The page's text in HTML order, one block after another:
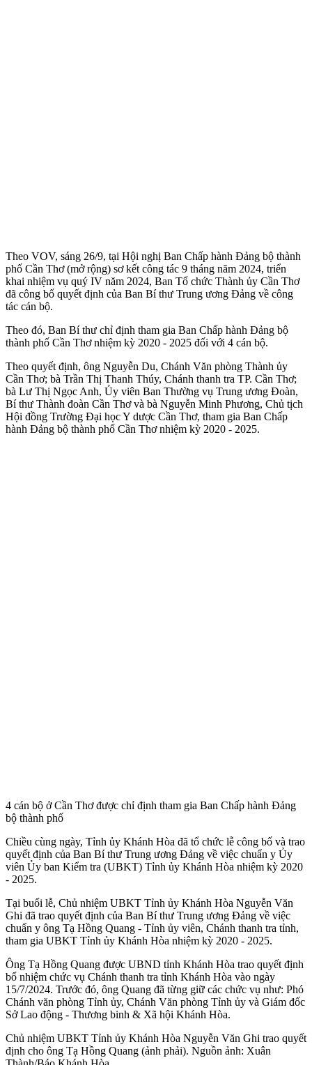
Theo VOV, sáng 26/9, tại Hội nghị Ban Chấp hành Đảng bộ thành
phố Cần Thơ (mở rộng) sơ kết công tác 9 tháng năm 2024, triển
khai nhiệm vụ quý IV năm 2024, Ban Tổ chức Thành ủy Cần Thơ
đã công bố quyết định của Ban Bí thư Trung ương Đảng về công
tác cán bộ.
Theo đó, Ban Bí thư chỉ định tham gia Ban Chấp hành Đảng bộ
thành phố Cần Thơ nhiệm kỳ 2020 - 2025 đối với 4 cán bộ.
Theo quyết định, ông Nguyễn Du, Chánh Văn phòng Thành ủy
Cần Thơ; bà Trần Thị Thanh Thúy, Chánh thanh tra TP. Cần Thơ;
bà Lư Thị Ngọc Anh, Ủy viên Ban Thường vụ Trung ương Đoàn,
Bí thư Thành đoàn Cần Thơ và bà Nguyễn Minh Phương, Chủ tịch
Hội đồng Trường Đại học Y dược Cần Thơ, tham gia Ban Chấp
hành Đảng bộ thành phố Cần Thơ nhiệm kỳ 2020 - 2025.
4 cán bộ ở Cần Thơ được chỉ định tham gia Ban Chấp hành Đảng
bộ thành phố
Chiều cùng ngày, Tỉnh ủy Khánh Hòa đã tổ chức lễ công bố và trao
quyết định của Ban Bí thư Trung ương Đảng về việc chuẩn y Ủy
viên Ủy ban Kiểm tra (UBKT) Tỉnh ủy Khánh Hòa nhiệm kỳ 2020
- 2025.
Tại buổi lễ, Chủ nhiệm UBKT Tỉnh ủy Khánh Hòa Nguyễn Văn
Ghi đã trao quyết định của Ban Bí thư Trung ương Đảng về việc
chuẩn y ông Tạ Hồng Quang - Tỉnh ủy viên, Chánh thanh tra tỉnh,
tham gia UBKT Tỉnh ủy Khánh Hòa nhiệm kỳ 2020 - 2025.
Ông Tạ Hồng Quang được UBND tỉnh Khánh Hòa trao quyết định
bổ nhiệm chức vụ Chánh thanh tra tỉnh Khánh Hòa vào ngày
15/7/2024. Trước đó, ông Quang đã từng giữ các chức vụ như: Phó
Chánh văn phòng Tỉnh ủy, Chánh Văn phòng Tỉnh ủy và Giám đốc
Sở Lao động - Thương binh & Xã hội Khánh Hòa.
Chủ nhiệm UBKT Tỉnh ủy Khánh Hòa Nguyễn Văn Ghi trao quyết
định cho ông Tạ Hồng Quang (ảnh phải). Nguồn ảnh: Xuân